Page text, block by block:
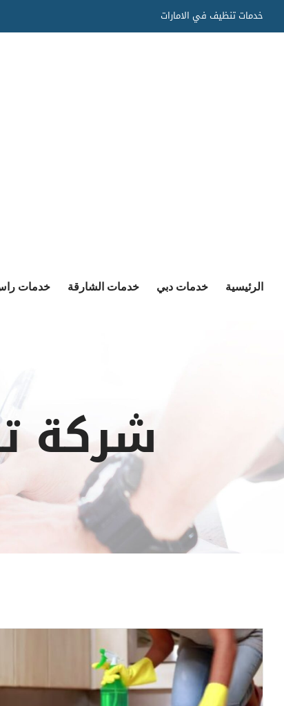
to
خدمات تنظيف في الامارات
الرئيسية خدمات دبي خدمات الشارقة خدمات
شركة